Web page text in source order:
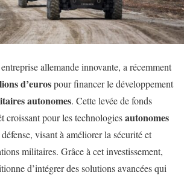
allemande innovante, a récemment
d’eurospour financer le développement
autonomes. Cette levée de fonds
croissant pour les technologiesautonomes
visant à améliorer la sécurité et
militaires. Grâce à cet investissement,
d’intégrer des solutions avancées qui